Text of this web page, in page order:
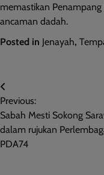
memastikan
ancaman dadah.
Posted in Jenayah,
Post
navigation
Previous:
Sabah Mesti Sokong
dalam rujukan
PDA74